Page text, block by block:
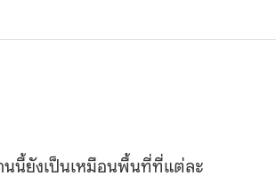
นนี้ยังเป็นเหมือนพื้นที่ที่แต่ละ